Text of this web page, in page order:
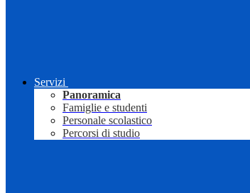
Servizi
Panoramica
Famiglie e studenti
Personale scolastico
Percorsi di studio